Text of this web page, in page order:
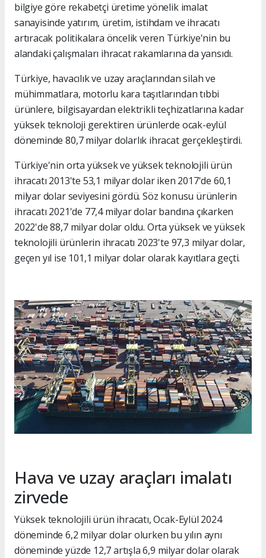
bilgiye göre rekabetçi üretime yönelik imalat
sanayisinde yatırım, üretim, istihdam ve ihracatı
artıracak politikalara öncelik veren Türkiye'nin bu
alandaki çalışmaları ihracat rakamlarına da yansıdı.
Türkiye, havacılık ve uzay araçlarından silah ve
mühimmatlara, motorlu kara taşıtlarından tıbbi
ürünlere, bilgisayardan elektrikli teçhizatlarına kadar
yüksek teknoloji gerektiren ürünlerde ocak-eylül
döneminde 80,7 milyar dolarlık ihracat gerçekleştirdi.
Türkiye'nin orta yüksek ve yüksek teknolojili ürün
ihracatı 2013'te 53,1 milyar dolar iken 2017'de 60,1
milyar dolar seviyesini gördü. Söz konusu ürünlerin
ihracatı 2021'de 77,4 milyar dolar bandına çıkarken
2022'de 88,7 milyar dolar oldu. Orta yüksek ve yüksek
teknolojili ürünlerin ihracatı 2023'te 97,3 milyar dolar,
geçen yıl ise 101,1 milyar dolar olarak kayıtlara geçti.
Hava ve uzay araçları imalatı
zirvede
Yüksek teknolojili ürün ihracatı, Ocak-Eylül 2024
döneminde 6,2 milyar dolar olurken bu yılın aynı
döneminde yüzde 12,7 artışla 6,9 milyar dolar olarak